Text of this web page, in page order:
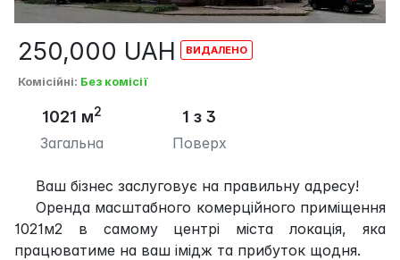
250,000 UAH
Комісійні: Без комісії
1021 м2
Загальна
1 з 3
Поверх
Ваш бізнес заслуговує на правильну адресу!
Оренда масштабного комерційного приміщення
1021м2 в самому центрі міста локація, яка
працюватиме на ваш імідж та прибуток щодня.